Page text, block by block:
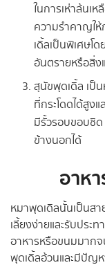
ในการเห่าล้นเ
ความรำคาญให้
เดิ้ลเป็นพิเศษโ
อันตรายหรือสิ่ง
สุนัขพุดเดิ้ล เป็
ที่กระโดดได้สูง
มีรั้วรอบขอบชิด
ข้างนอกได้
อาห
หมาพุดเดิลนั้นเป็นส
เลี้ยงง่ายและรับประ
อาหารหรือขนมมากจ
พุดเดิ้ลอ้วนและมีปัญ